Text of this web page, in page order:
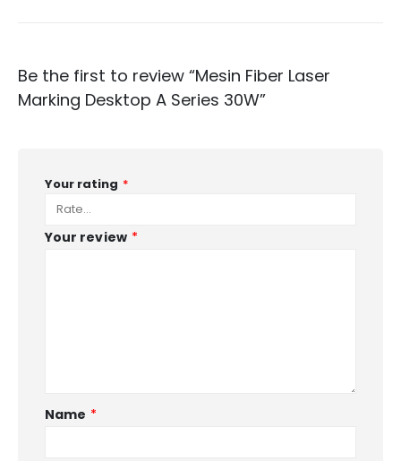
Be the first to review “Mesin Fiber Laser
Marking Desktop A Series 30W”
Your rating *
Your review *
Name *